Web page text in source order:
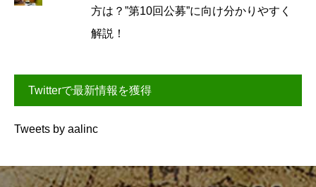
方は？”第10回公募”に向け分かりやすく
解説！
Twitterで最新情報を獲得
Tweets by aalinc